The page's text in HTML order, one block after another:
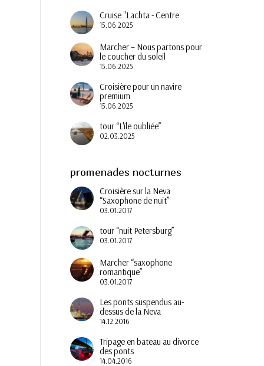
Cruise "Lachta - Centre
15.06.2025
Marcher – Nous partons pour
le coucher du soleil
15.06.2025
Croisière pour un navire
premium
15.06.2025
tour “L'île oubliée”
02.03.2025
promenades nocturnes
Croisière sur la Neva
“Saxophone de nuit”
03.01.2017
tour “nuit Petersburg”
03.01.2017
Marcher “saxophone
romantique”
03.01.2017
Les ponts suspendus au-
dessus de la Neva
14.12.2016
Tripage en bateau au divorce
des ponts
14.04.2016